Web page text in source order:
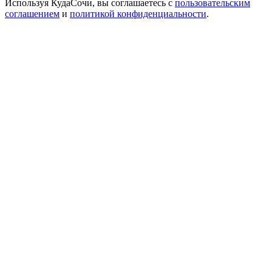
Используя КудаСочи, вы соглашаетесь с пользовательским
соглашением и политикой конфиденциальности.